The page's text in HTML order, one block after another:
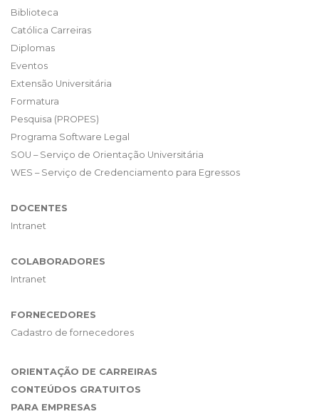
Biblioteca
Católica Carreiras
Diplomas
Eventos
Extensão Universitária
Formatura
Pesquisa (PROPES)
Programa Software Legal
SOU – Serviço de Orientação Universitária
WES – Serviço de Credenciamento para Egressos
DOCENTES
Intranet
COLABORADORES
Intranet
FORNECEDORES
Cadastro de fornecedores
ORIENTAÇÃO DE CARREIRAS
CONTEÚDOS GRATUITOS
PARA EMPRESAS